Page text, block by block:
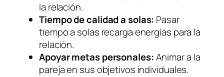
la relación.
Tiempo de calidad a solas: Pasar
tiempo a solas recarga energías para la
relación.
Apoyar metas personales:Animar a la
pareja en sus objetivos individuales.